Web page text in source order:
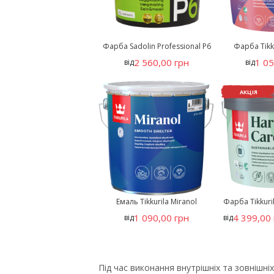
Фарба Sadolin Professional P6
від2 560,00 грн
Фарба
від1
Емаль Tikkurila Miranol
від1 090,00 грн
АКЦІЯ
Фарба
від4 399,00
Під час виконання внутрішніх та